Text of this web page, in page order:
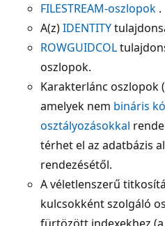
FILESTREAM-oszlopok .
A(z)IDENTITY
ROWGUIDCOL
oszlopok.
Karakterlánc oszlopok (
amelyek nem bináris
osztályozásokkal
térhet el az adatbázis
rendezésétől.
A véletlenszerű
kulcsokként szolgáló